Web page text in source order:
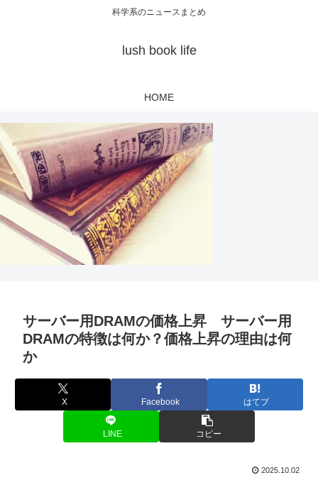
科学系のニュースまとめ
lush book life
HOME
サーバー用DRAMの価格上昇 サーバー用
DRAMの特徴は何か？価格上昇の理由は何
か
X Facebook はてブ
LINE コピー
2025.10.02